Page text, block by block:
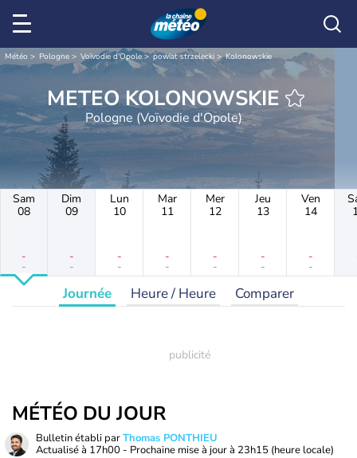
Météo Pologne Voïvodie d'Opole powiat strzelecki Kolonowskie
METEO KOLONOWSKIE
Pologne (Voïvodie d'Opole)
Sam
08
-
-
Dim
09
-
-
Lun
10
-
-
Mar
11
-
-
Mer
12
-
-
Jeu
13
-
-
Ven
14
-
-
Journée Heure / Heure Comparer
MÉTÉO DU JOUR
Bulletin établi parThomas PONTHIEU
Actualisé à 17h00 - Prochaine mise à jour à 23h15 (heure locale)